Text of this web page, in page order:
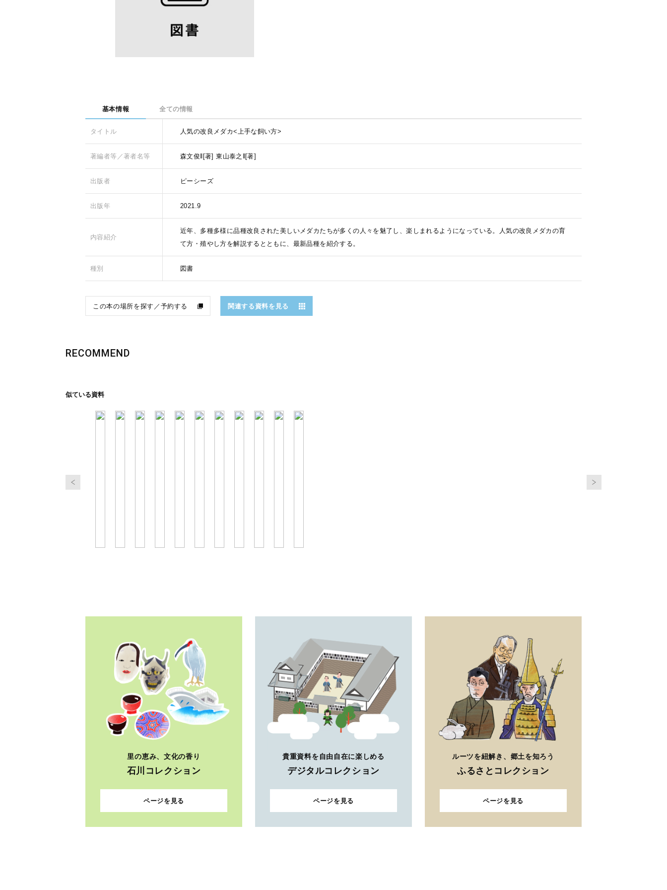
基本情報 全ての情報
タイトル 人気の改良メダカ<上手な飼い方>
著編者等／著者名等 森文俊‖[著] 東山泰之‖[著]
出版者 ピーシーズ
出版年 2021.9
内容紹介
近年、多種多様に品種改良された美しいメダカたちが多くの人々を魅了し、楽しまれるようになっている。人気の改良メダカの育
て方・殖やし方を解説するとともに、最新品種を紹介する。
種別 図書
この本の場所を探す／予約する 関連する資料を見る
RECOMMEND
似ている資料
里の恵み、文化の香り
石川コレクション
ページを見る
貴重資料を自由自在に楽しめる
デジタルコレクション
ページを見る
ルーツを紐解き、郷土を知ろう
ふるさとコレクション
ページを見る